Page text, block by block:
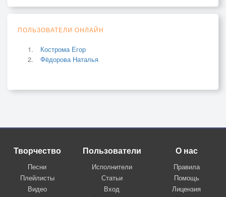
ПОЛЬЗОВАТЕЛИ ОНЛАЙН
Кострома Егор
Фёдорова Наталья
Творчество
Песни
Плейлисты
Видео
Пользователи
Исполнители
Статьи
Вход
О нас
Правила
Помощь
Лицензия